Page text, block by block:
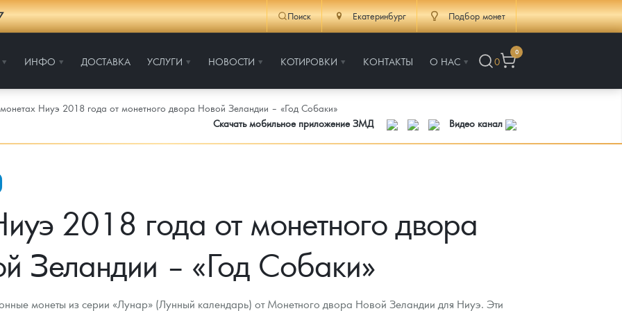
Поиск Екатеринбург Подбор монет
ИНФО ДОСТАВКА УСЛУГИ НОВОСТИ КОТИРОВКИ КОНТАКТЫ О НАС 0
0
Ниуэ 2018 года от монетного двора Новой Зеландии – «Год Собаки»
Скачать мобильное приложение ЗМД
Видео канал
2018 года от монетного двора
Зеландии – «Год Собаки»
монеты из серии «Лунар» (Лунный календарь) от Монетного двора Новой Зеландии для Ниуэ. Эти